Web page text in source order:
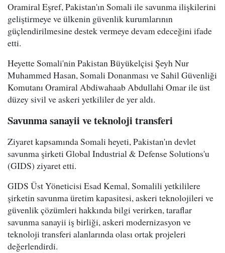
Oramiral Eşref, Pakistan'ın Somali ile savunma ilişkilerini
geliştirmeye ve ülkenin güvenlik kurumlarının
güçlendirilmesine destek vermeye devam edeceğini ifade
etti.
Heyette Somali'nin Pakistan Büyükelçisi Şeyh Nur
Muhammed Hasan, Somali Donanması ve Sahil Güvenliği
Komutanı Oramiral Abdiwahaab Abdullahi Omar ile üst
düzey sivil ve askeri yetkililer de yer aldı.
Savunma sanayii ve teknoloji transferi
Ziyaret kapsamında Somali heyeti, Pakistan'ın devlet
savunma şirketi Global Industrial & Defense Solutions'u
(GIDS) ziyaret etti.
GIDS Üst Yöneticisi Esad Kemal, Somalili yetkililere
şirketin savunma üretim kapasitesi, askeri teknolojileri ve
güvenlik çözümleri hakkında bilgi verirken, taraflar
savunma sanayii iş birliği, askeri modernizasyon ve
teknoloji transferi alanlarında olası ortak projeleri
değerlendirdi.